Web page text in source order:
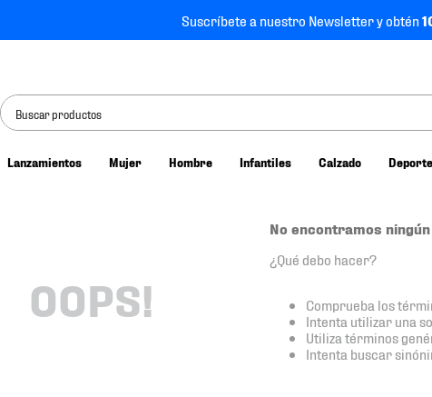
Suscríbete a nuestro Newsletter y obtén
Buscar productos
Lanzamientos Mujer Hombre Infantiles Calzado
OOPS!
No encontramos
¿Qué debo hacer?
Comprueba los
Intenta utilizar una
Utiliza términos
Intenta buscar